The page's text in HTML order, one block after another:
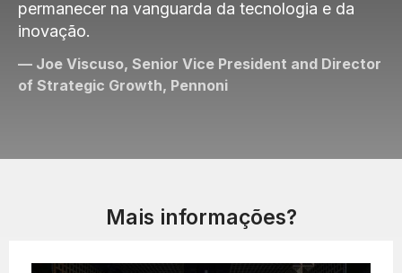
permanecer na vanguarda da tecnologia e da
inovação.
— Joe Viscuso, Senior Vice President and Director
of Strategic Growth, Pennoni
Mais informações?